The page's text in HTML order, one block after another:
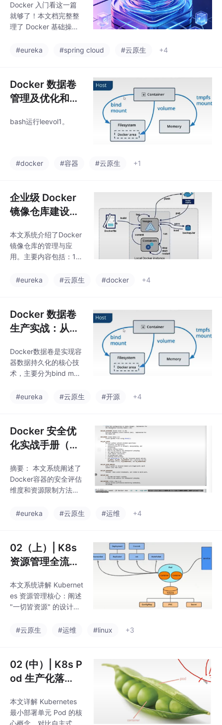
植性（无缝迁移）及高
效扩展，适用于开发
（Build Once, Run Any
gure Once, Run Anythi
保姆级教程
Docker 入门看这一篇
就够了！本文档完整整
理了 Docker 基础操作
配置解决拉取慢的痛
程管理，再到容器启
动、运维、数据传输、
日志查询、外网访问的
核心技能全覆盖，每条
r，运维、开发入门必备
#eureka #spring cloud #云原生 +4
Docker 数据卷
管理及优化和安
bash运行leevol1。
#docker #容器 #云原生 +1
企业级 Docker
镜像仓库建设与
本文系统介绍了Docker
镜像仓库的管理与应
用。主要内容包括：1）
区分公共仓库DockerH
法，涵盖镜像打标签、
登录认证、推送流程及
国内加速配置；3）私
与HTTPS加密传输配
置；4）企业级仓库Har
bor的部署与管理，包含
复制等高级功能。文章
#eureka #云原生 #docker +4
Docker 数据卷
生产实战：从基
优化与避坑指南
Docker数据卷是实现容
器数据持久化的核心技
术，主要分为bind mou
两种类型。bind mount
性差；managed volum
e由Docker自动管理，
存储在/var/lib/docker/
性好但控制性弱。 关键
特性对比： bind mount
支持精确控制宿主机路
ma
#eureka #云原生 #开源 +4
Docker 安全优
化实战手册（企
摘要： 本文系统阐述了
Docker容器的安全评估
维度和资源限制方法。
核心维度：Linux命名空
制、Docker服务端防护
以及安全增强机制。资
源限制方面详细介绍了
限制方法，包括使用--c
pu-period/--cpu-quot
a限制CPU使用量、--m
-device-write-bps限制
#eureka #云原生 #运维 +4
02（上）| K8s
资源管理全流
置、生产避坑
本文系统讲解 Kubernet
es 资源管理核心：阐述
"一切皆资源" 的设计哲
种资源管理方式；详解
作，提供核心代码逐行
解析、企业级生产应用
方案、优化空间及常见
基础到生产的全流程要
点。
#云原生 #运维 #linux +3
02 (中）| K8s P
od 生产化落
化全流程
本文详解 Kubernetes
最小部署单元 Pod 的核
心概念，对比自主式 Po